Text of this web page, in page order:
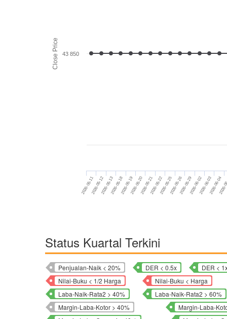
Close Price
2026-05-112026-05-122026-05-132026-05-182026-05-192026-05-202026-05-212026-05-222026-05-252026-05-262026-05-292026-06-022026-06-032026-06-04
43 850
Status Kuartal Terkini
Penjualan-Naik < 20% DER < 0.5x
DER <
Nilai-Buku < 1/2 Harga
Nilai-Buku < Harga
Laba-Naik-Rata2 > 40%
Laba-Naik-Rata2 > 60%
Margin-Laba-Kotor > 40%
Margin-Laba-